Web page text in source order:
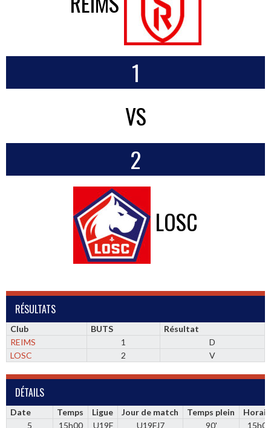
1
VS
2
LOSC
RÉSULTATS
Club BUTS
Résultat
REIMS
1
D
LOSC
2 V
DÉTAILS
Date Temps Ligue Jour de match Temps plein
5
15h00 U19F U19FJ7 90' 15h00